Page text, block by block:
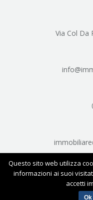
Via Col Da
© 2018 Immobiliare
Questo sito web utilizza
informazioni ai suoi
accetti
Ok